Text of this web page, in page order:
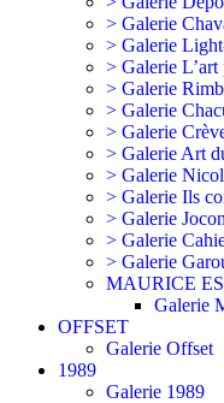
> Galerie
> Galerie
> Galerie
> Galerie
> Galerie
> Galerie
> Galerie Art
> Galerie
> Galerie Ils
> Galerie
> Galerie
> Galerie
MAURICE
Galerie
OFFSET
Galerie Offset
1989
Galerie 1989